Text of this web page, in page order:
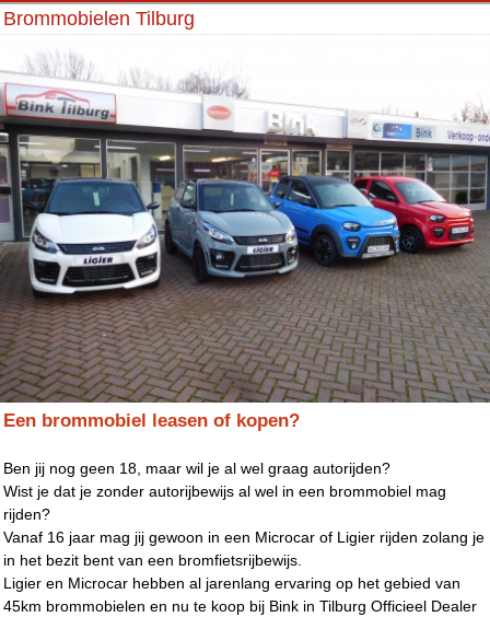
Brommobielen Tilburg
Een brommobiel leasen of kopen?
Ben jij nog geen 18, maar wil je al wel graag autorijden?
Wist je dat je zonder autorijbewijs al wel in een brommobiel mag
rijden?
Vanaf 16 jaar mag jij gewoon in een Microcar of Ligier rijden zolang je
in het bezit bent van een bromfietsrijbewijs.
Ligier en Microcar hebben al jarenlang ervaring op het gebied van
45km brommobielen en nu te koop bij Bink in Tilburg Officieel Dealer